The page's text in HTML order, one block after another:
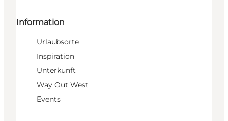
Information
Urlaubsorte
Inspiration
Unterkunft
Way Out West
Events